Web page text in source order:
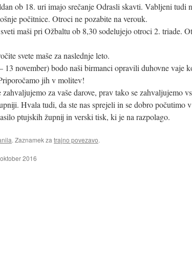
ob 18. uri imajo srečanje Odrasli skavti. Vabljeni tudi
počitnice. Otroci ne pozabite na verouk.
maši pri Ožbaltu ob 8,30 sodelujejo otroci 2. triade.
svete maše za naslednje leto.
13 november) bodo naši birmanci opravili duhovne vaje
jih v molitev!
za vaše darove, prav tako se zahvaljujemo
Hvala tudi, da ste nas sprejeli in se dobro počutimo
ptujskih župnij in verski tisk, ki je na razpolago.
. Zaznamek za trajno povezavo.
2016